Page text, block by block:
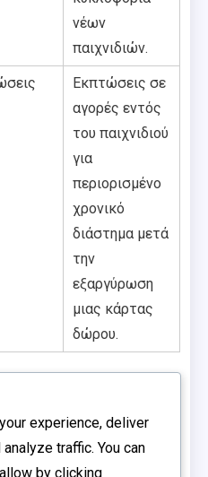
νέων
παιχνιδιών.
Εκπτώσεις σε
αγορές εντός
του παιχνιδιού
για
περιορισμένο
χρονικό
διάστημα μετά
την
εξαργύρωση
μιας κάρτας
δώρου.
φύση των
που
experience, deliver
traffic. You can
by clicking